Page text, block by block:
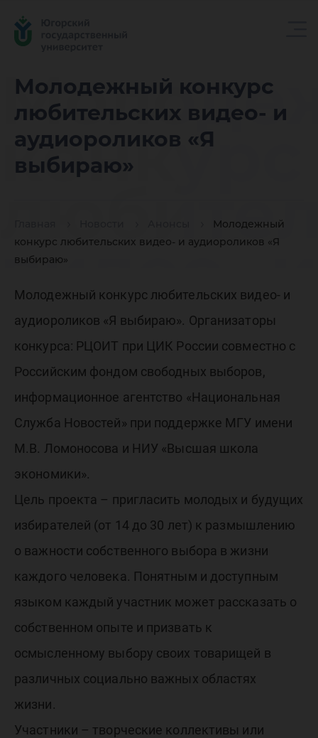
Молодежный конкурс
любительских видео- и
аудиороликов «Я
выбираю»
Молодежный
конкурс любительских видео- и аудиороликов «Я
выбираю»
конкурс
видео- и
«Я
Молодежный конкурс любительских видео- и
аудиороликов «Я выбираю». Организаторы
конкурса: РЦОИТ при ЦИК России совместно с
Российским фондом свободных выборов,
информационное агентство «Национальная
Служба Новостей» при поддержке МГУ имени
М.В. Ломоносова и НИУ «Высшая школа
экономики».
Цель проекта – пригласить молодых и будущих
избирателей (от 14 до 30 лет) к размышлению
о важности собственного выбора в жизни
каждого человека. Понятным и доступным
языком каждый участник может рассказать о
собственном опыте и призвать к
осмысленному выбору своих товарищей в
различных социально важных областях
жизни.
Участники – творческие коллективы или